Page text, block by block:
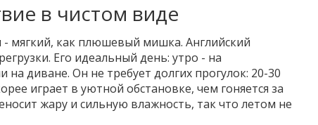
в чистом виде
мягкий, как плюшевый мишка. Английский
Его идеальный день: утро - на
диване. Он не требует долгих прогулок: 20-30
играет в уютной обстановке, чем гоняется за
жару и сильную влажность, так что летом не